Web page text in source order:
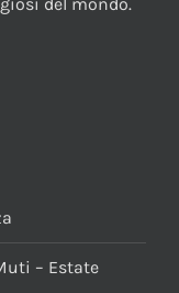
– Estate